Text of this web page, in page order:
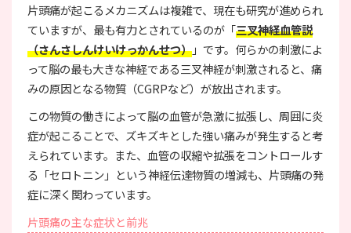
片頭痛が起こるメカニズムは複雑で、現在も研究が進められ
ていますが、最も有力とされているのが「三叉神経血管説
（さんさしんけいけっかんせつ）」です。何らかの刺激によ
って脳の最も大きな神経である三叉神経が刺激されると、痛
みの原因となる物質（CGRPなど）が放出されます。
この物質の働きによって脳の血管が急激に拡張し、周囲に炎
症が起こることで、ズキズキとした強い痛みが発生すると考
えられています。また、血管の収縮や拡張をコントロールす
る「セロトニン」という神経伝達物質の増減も、片頭痛の発
症に深く関わっています。
片頭痛の主な症状と前兆